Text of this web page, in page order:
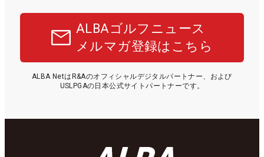
ALBAゴルフニュース
メルマガ登録はこちら
ALBA NetはR&Aのオフィシャルデジタルパートナー、および
USLPGAの日本公式サイトパートナーです。